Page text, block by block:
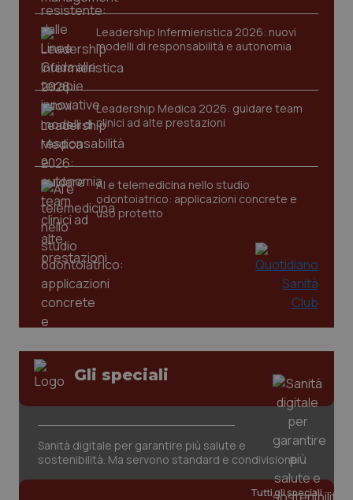
Leadership Infermieristica 2026: nuovi
modelli di responsabilità e autonomia
Leadership Medica 2026: guidare team
clinici ad alte prestazioni
AI e telemedicina nello studio
odontoiatrico: applicazioni concrete e
uso protetto
Gli speciali
Sanità digitale per garantire più salute e
sostenibilità. Ma servono standard e condivisione
Tutti gli speciali
VISITOR_PRIVACY_METADATA
YouTube
.youtube.com
CookieScriptConsent
CookieScript
www.quotidianosanita.it
tracking-enable
www.quotidianosanita.it
2